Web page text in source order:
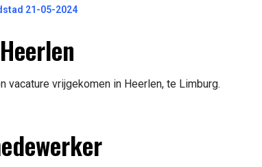
21-05-2024
vacature vrijgekomen in Heerlen, te Limburg.